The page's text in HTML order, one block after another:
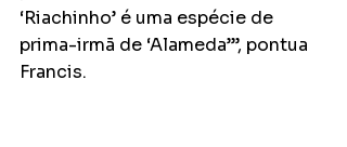
‘Riachinho’ é uma espécie de
prima-irmã de ‘Alameda’”, pontua
Francis.